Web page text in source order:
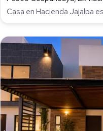
Casa en Hacienda Jajalpa